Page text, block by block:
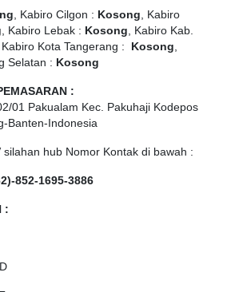
, Kabiro Cilgon : Kosong, Kabiro
, Kabiro Lebak : Kosong, Kabiro Kab.
Kabiro Kota Tangerang : Kosong,
Selatan : Kosong
:
01 Pakualam Kec. Pakuhaji Kodepos
Banten-Indonesia
silahan hub Nomor Kontak di bawah :
852-1695-3886
: